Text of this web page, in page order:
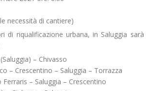
necessità di cantiere)
di riqualificazione urbana, in Saluggia
– Chivasso
– Crescentino – Saluggia – Torrazza
– Saluggia – Crescentino